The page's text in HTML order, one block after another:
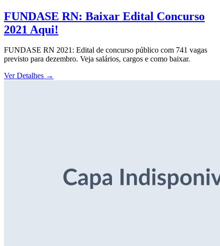
FUNDASE RN: Baixar Edital Concurso
2021 Aqui!
FUNDASE RN 2021: Edital de concurso público com 741 vagas
previsto para dezembro. Veja salários, cargos e como baixar.
Ver Detalhes →